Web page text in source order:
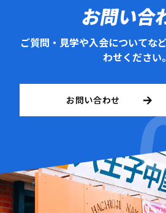
お問い合
ご質問・見学や入会についてな
わせください。
お問い合わせ